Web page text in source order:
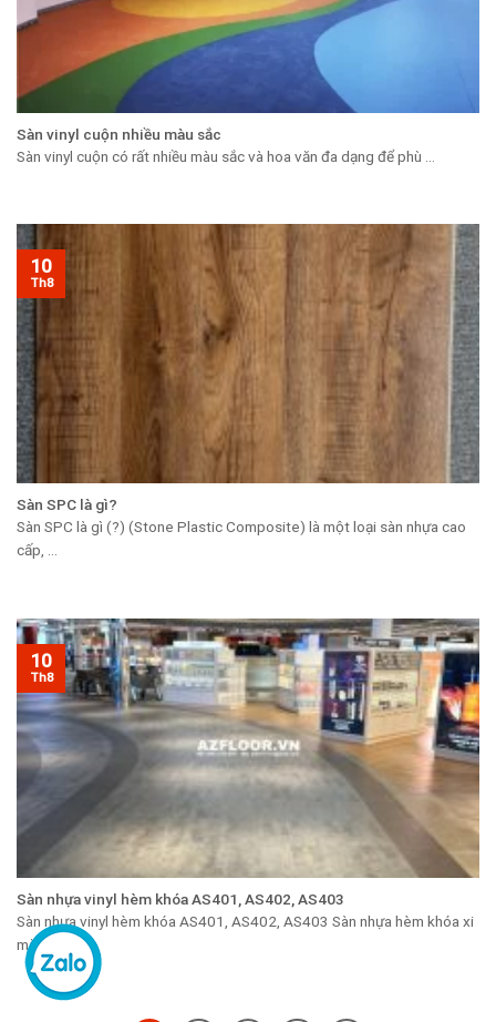
Sàn vinyl cuộn nhiều màu sắc
Sàn vinyl cuộn có rất nhiều màu sắc và hoa văn đa dạng để phù ...
Sàn SPC là gì?
Sàn SPC là gì (?) (Stone Plastic Composite) là một loại sàn nhựa cao
cấp, ...
10
Th8
Sàn nhựa vinyl hèm khóa AS401, AS402, AS403
Sàn nhựa vinyl hèm khóa AS401, AS402, AS403 Sàn nhựa hèm khóa xi
măng Vân ...
10
Th8